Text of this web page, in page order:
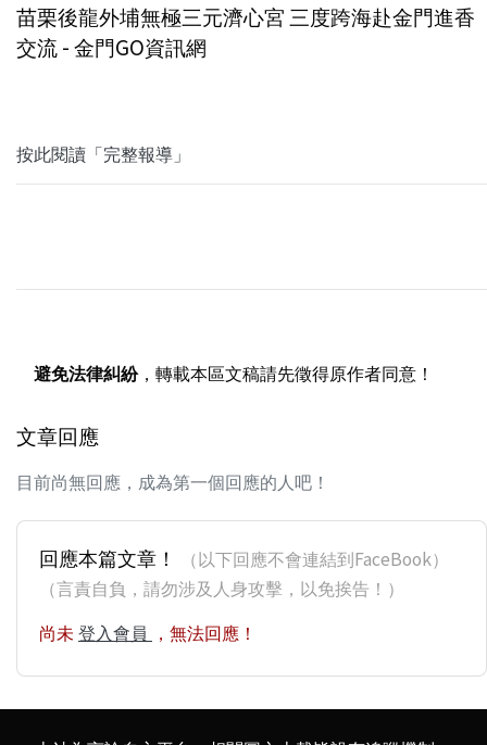
苗栗後龍外埔無極三元濟心宮 三度跨海赴金門進香
交流 - 金門GO資訊網
按此閱讀「完整報導」
避免法律糾紛，轉載本區文稿請先徵得原作者同意！
文章回應
目前尚無回應，成為第一個回應的人吧！
回應本篇文章！
（以下回應不會連結到FaceBook）
（言責自負，請勿涉及人身攻擊，以免挨告！）
尚未 登入會員 ，無法回應！